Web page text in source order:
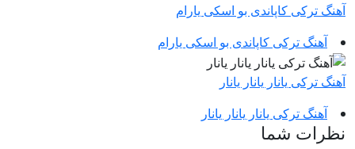
آهنگ ترکی کاپاندی بو اسکی یارام
آهنگ ترکی کاپاندی بو اسکی یارام
آهنگ ترکی یانار یانار یانار
آهنگ ترکی یانار یانار یانار
نظرات شما